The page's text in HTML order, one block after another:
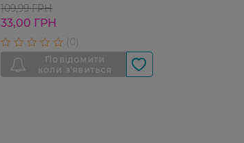
109,99 ГРН
33,00 ГРН